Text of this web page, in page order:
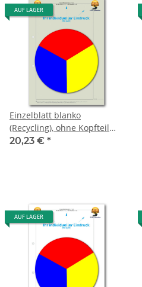
AUF LAGER
Einzelblatt blanko
(Recycling), ohne Kopfteil
mit Eindruck-Farbe, 1 Pack
20,23 € *
AUF LAGER